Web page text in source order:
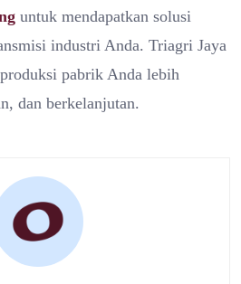
untuk mendapatkan solusi
industri Anda. Triagri Jaya
pabrik Anda lebih
dan berkelanjutan.